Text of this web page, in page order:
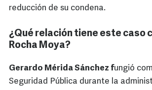
reducción de su condena.
¿Qué relación tiene este caso
Rocha Moya?
Gerardo Mérida Sánchez fungió
Seguridad Pública durante la